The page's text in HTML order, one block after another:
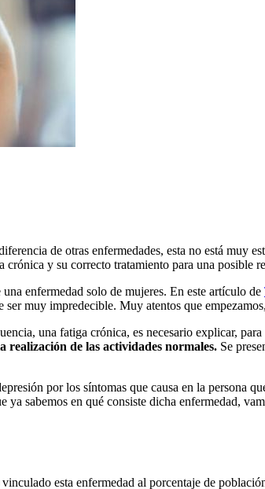
de otras enfermedades, esta no está muy
crónica y su correcto tratamiento para una posible
enfermedad solo de mujeres. En este artículo de
muy impredecible. Muy atentos que
una fatiga crónica, es necesario explicar,
realización de las actividades normales. Se
por los síntomas que causa en la persona
sabemos en qué consiste dicha enfermedad,
vinculado esta enfermedad al porcentaje de